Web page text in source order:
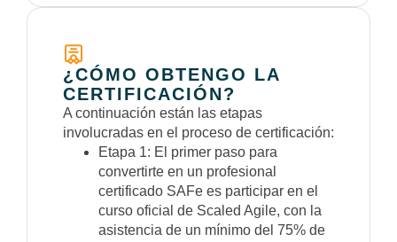
¿CÓMO OBTENGO LA
CERTIFICACIÓN?
A continuación están las etapas
involucradas en el proceso de certificación:
Etapa 1: El primer paso para
convertirte en un profesional
certificado SAFe es participar en el
curso oficial de Scaled Agile, con la
asistencia de un mínimo del 75% de